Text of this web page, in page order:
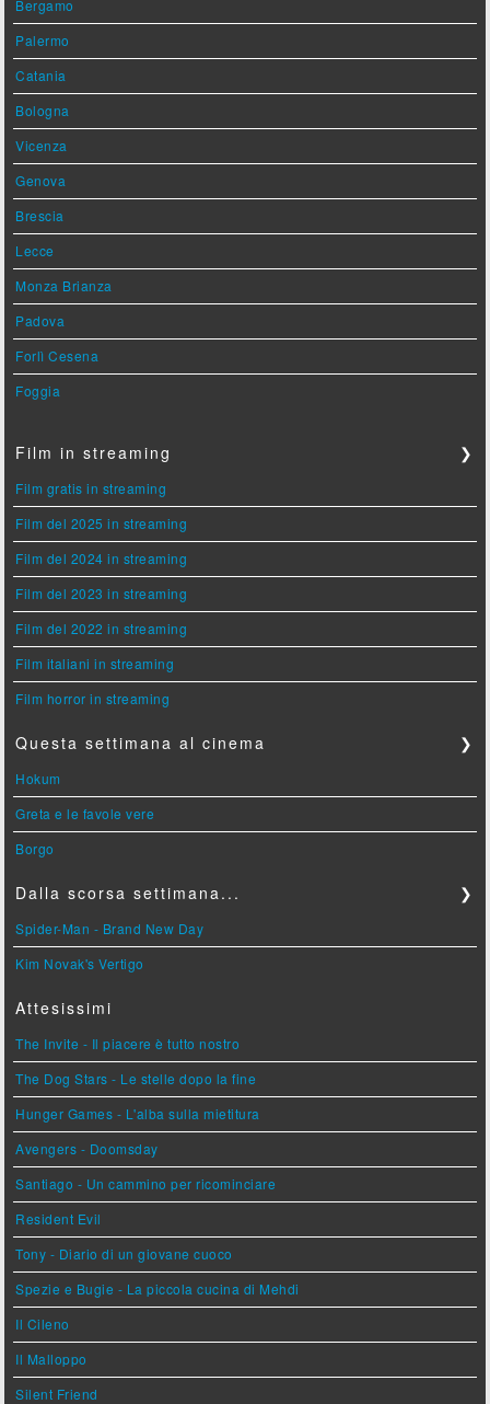
Bergamo
Palermo
Catania
Bologna
Vicenza
Genova
Brescia
Lecce
Monza Brianza
Padova
Forlì Cesena
Foggia
Film in streaming ❯
Film gratis in streaming
Film del 2025 in streaming
Film del 2024 in streaming
Film del 2023 in streaming
Film del 2022 in streaming
Film italiani in streaming
Film horror in streaming
Questa settimana al cinema ❯
Hokum
Greta e le favole vere
Borgo
Dalla scorsa settimana... ❯
Spider-Man - Brand New Day
Kim Novak's Vertigo
Attesissimi
The Invite - Il piacere è tutto nostro
The Dog Stars - Le stelle dopo la fine
Hunger Games - L'alba sulla mietitura
Avengers - Doomsday
Santiago - Un cammino per ricominciare
Resident Evil
Tony - Diario di un giovane cuoco
Spezie e Bugie - La piccola cucina di Mehdi
Il Cileno
Il Malloppo
Silent Friend